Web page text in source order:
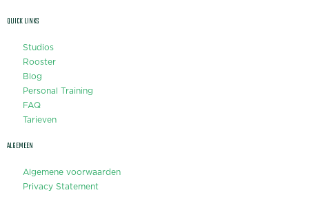
QUICK LINKS
Studios
Rooster
Blog
Personal Training
FAQ
Tarieven
ALGEMEEN
Algemene voorwaarden
Privacy Statement